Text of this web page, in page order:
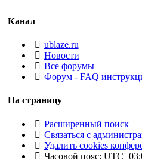
Канал
ublaze.ru
Новости
Все форумы
Форум - FAQ
На страницу
Расширенный поиск
Связаться с
Удалить cookies
Часовой пояс: